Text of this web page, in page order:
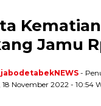
Jamu
-
November 2022 - 10:54